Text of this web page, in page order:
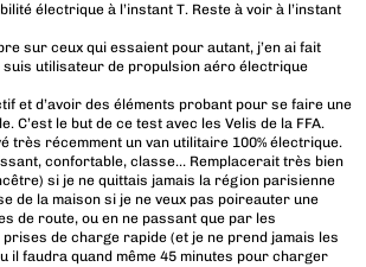
électrique à l’instant T. Reste à voir à l’instant
sur ceux qui essaient pour autant, j’en ai fait
suis utilisateur de propulsion aéro électrique
et d’avoir des éléments probant pour se faire une
C’est le but de ce test avec les Velis de la FFA.
très récemment un van utilitaire 100% électrique.
confortable, classe… Remplacerait très bien
si je ne quittais jamais la région parisienne
de la maison si je ne veux pas poireauter une
de route, ou en ne passant que par les
de charge rapide (et je ne prend jamais les
il faudra quand même 45 minutes pour charger